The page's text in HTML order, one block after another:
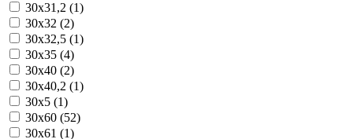
30x31,2 (1)
30x32 (2)
30x32,5 (1)
30x35 (4)
30x40 (2)
30x40,2 (1)
30x5 (1)
30x60 (52)
30x61 (1)